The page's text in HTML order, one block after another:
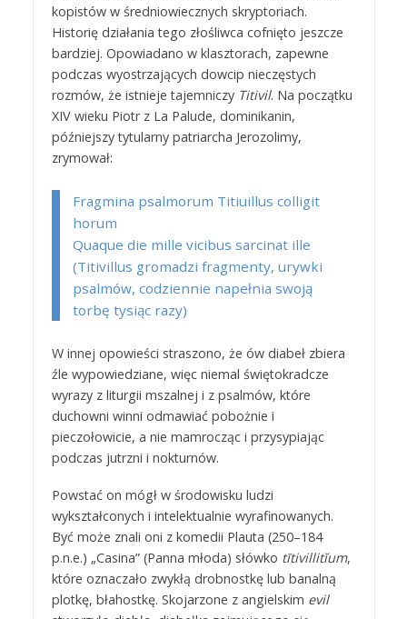
kopistów w średniowiecznych skryptoriach.
Historię działania tego złośliwca cofnięto jeszcze
bardziej. Opowiadano w klasztorach, zapewne
podczas wyostrzających dowcip nieczęstych
rozmów, że istnieje tajemniczy Titivil. Na początku
XIV wieku Piotr z La Palude, dominikanin,
późniejszy tytularny patriarcha Jerozolimy,
zrymował:
Fragmina psalmorum Titiuillus colligit
horum
Quaque die mille vicibus sarcinat ille
(Titivillus gromadzi fragmenty, urywki
psalmów, codziennie napełnia swoją
torbę tysiąc razy)
W innej opowieści straszono, że ów diabeł zbiera
źle wypowiedziane, więc niemal świętokradcze
wyrazy z liturgii mszalnej i z psalmów, które
duchowni winni odmawiać pobożnie i
pieczołowicie, a nie mamrocząc i przysypiając
podczas jutrzni i nokturnów.
Powstać on mógł w środowisku ludzi
wykształconych i intelektualnie wyrafinowanych.
Być może znali oni z komedii Plauta (250–184
p.n.e.) „Casina” (Panna młoda) słówko tītivillitĭum,
które oznaczało zwykłą drobnostkę lub banalną
plotkę, błahostkę. Skojarzone z angielskim evil